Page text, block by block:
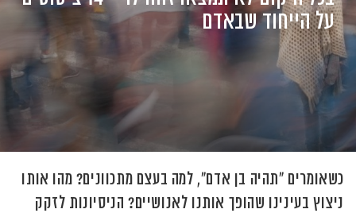
על הייחוד שבאדם
כשאומרים "תהיה בן אדם", למה בעצם מתכוונים? מהו אותו
ניצוץ בעינינו שהופך אותנו לאנושיים? הניסיונות לזקק